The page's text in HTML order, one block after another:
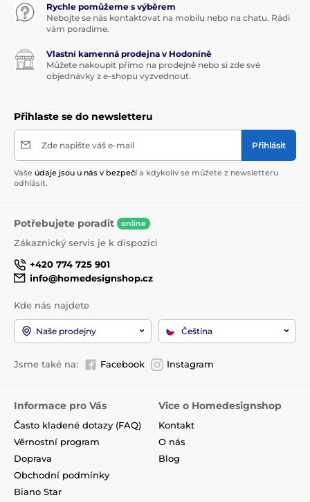
Rychle pomůžeme s výběrem
Nebojte se nás kontaktovat na mobilu nebo na chatu. Rádi
vám poradíme.
Vlastní kamenná prodejna v Hodoníně
Můžete nakoupit přímo na prodejně nebo si zde své
objednávky z e-shopu vyzvednout.
Přihlaste se do newsletteru
Zde napište váš e-mail Přihlásit
Vaše údaje jsou u nás v bezpečí a kdykoliv se můžete z newsletteru
odhlásit.
Potřebujete poradit online
Zákaznický servis je k dispozici
+420 774 725 901
info@homedesignshop.cz
Kde nás najdete
Naše prodejny Čeština
Jsme také na: Facebook Instagram
Informace pro Vás
Často kladené dotazy (FAQ)
Věrnostní program
Doprava
Obchodní podmínky
Biano Star
Vice o Homedesignshop
Kontakt
O nás
Blog